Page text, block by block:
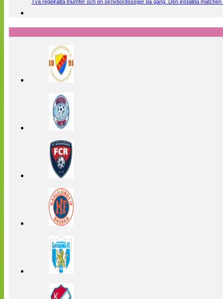
Två regelrätta triumfer och en skrivbordsseger på gång. Den inställda